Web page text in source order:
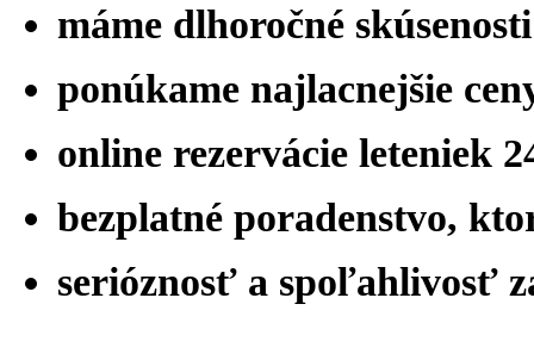
máme dlhoročné
ponúkame najlacnejšie
online rezervácie leteniek
bezplatné poradenstvo,
serióznosť a spoľahlivosť